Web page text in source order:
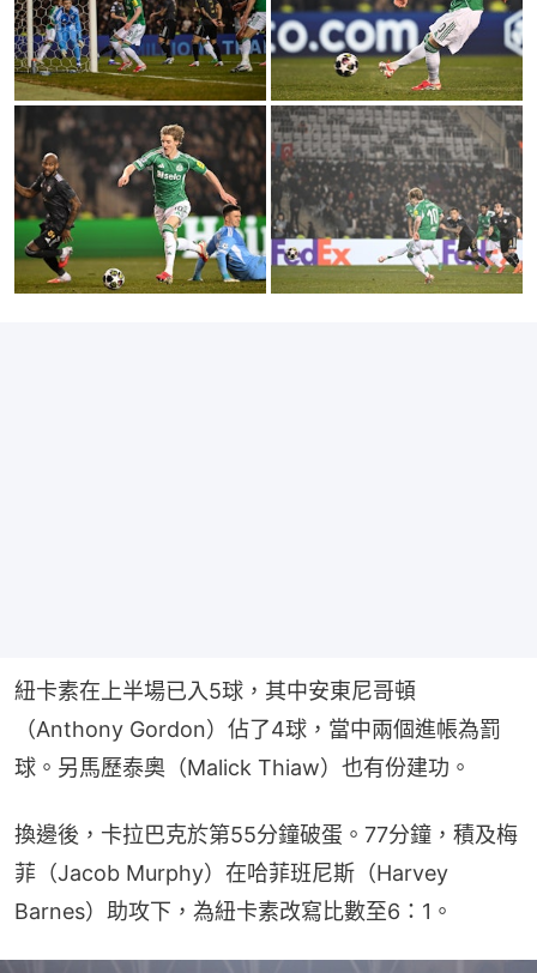
紐卡素在上半場已入5球，其中安東尼哥頓
（Anthony Gordon）佔了4球，當中兩個進帳為罰
球。另馬歷泰奧（Malick Thiaw）也有份建功。
換邊後，卡拉巴克於第55分鐘破蛋。77分鐘，積及梅
菲（Jacob Murphy）在哈菲班尼斯（Harvey
Barnes）助攻下，為紐卡素改寫比數至6：1。